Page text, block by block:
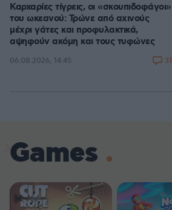
Καρχαρίες τίγρεις, οι «σκουπιδοφάγοι»
του ωκεανού: Τρώνε από αχινούς
μέχρι γάτες και προφυλακτικά,
αψηφούν ακόμη και τους τυφώνες
06.08.2026, 14:45 31
Games